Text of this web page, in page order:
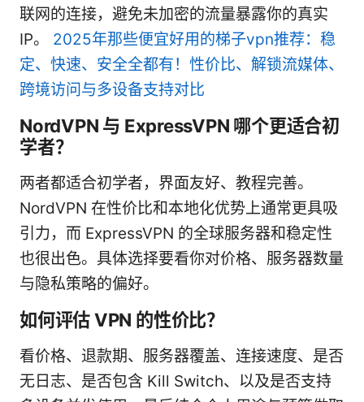
联网的连接，避免未加密的流量暴露你的真实
IP。 2025年那些便宜好用的梯子vpn推荐：稳
定、快速、安全全都有！性价比、解锁流媒体、
跨境访问与多设备支持对比
NordVPN 与 ExpressVPN 哪个更适合初
学者？
两者都适合初学者，界面友好、教程完善。
NordVPN 在性价比和本地化优势上通常更具吸
引力，而 ExpressVPN 的全球服务器和稳定性
也很出色。具体选择要看你对价格、服务器数量
与隐私策略的偏好。
如何评估 VPN 的性价比？
看价格、退款期、服务器覆盖、连接速度、是否
无日志、是否包含 Kill Switch、以及是否支持